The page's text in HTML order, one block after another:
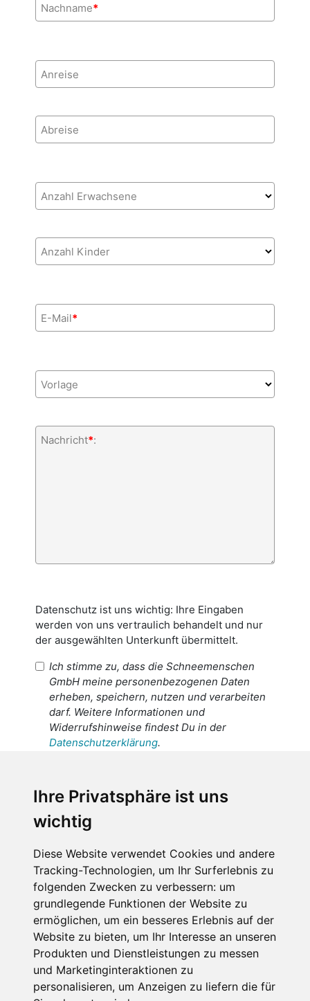
Ihre Privatsphäre ist uns
wichtig
Diese Website verwendet Cookies und andere
Tracking-Technologien, um Ihr Surferlebnis zu
folgenden Zwecken zu verbessern: um
grundlegende Funktionen der Website zu
ermöglichen, um ein besseres Erlebnis auf der
Website zu bieten, um Ihr Interesse an unseren
Produkten und Dienstleistungen zu messen
und Marketinginteraktionen zu
personalisieren, um Anzeigen zu liefern die für
Nachname*
Anreise
Abreise
Anzahl Erwachsene
Anzahl Kinder
E-Mail*
Vorlage
Nachricht*:
Datenschutz ist uns wichtig: Ihre Eingaben
werden von uns vertraulich behandelt und nur
der ausgewählten Unterkunft übermittelt.
Ich stimme zu, dass die Schneemenschen
GmbH meine personenbezogenen Daten
erheben, speichern, nutzen und verarbeiten
darf. Weitere Informationen und
Widerrufshinweise findest Du in der
Datenschutzerklärung.
personenbezogenen Daten an den
Empfänger dieser Nachricht weitergeleitet
werden dürfen. Weitere Informationen und
Widerrufshinweise findest Du in der
Datenschutzerklärung.
Anfrage abschicken
Diese Seite ist durch reCAPTCHA geschützt und es
gelten die GoogleDatenschutzerklärung und
Nutzungsbedingungen.